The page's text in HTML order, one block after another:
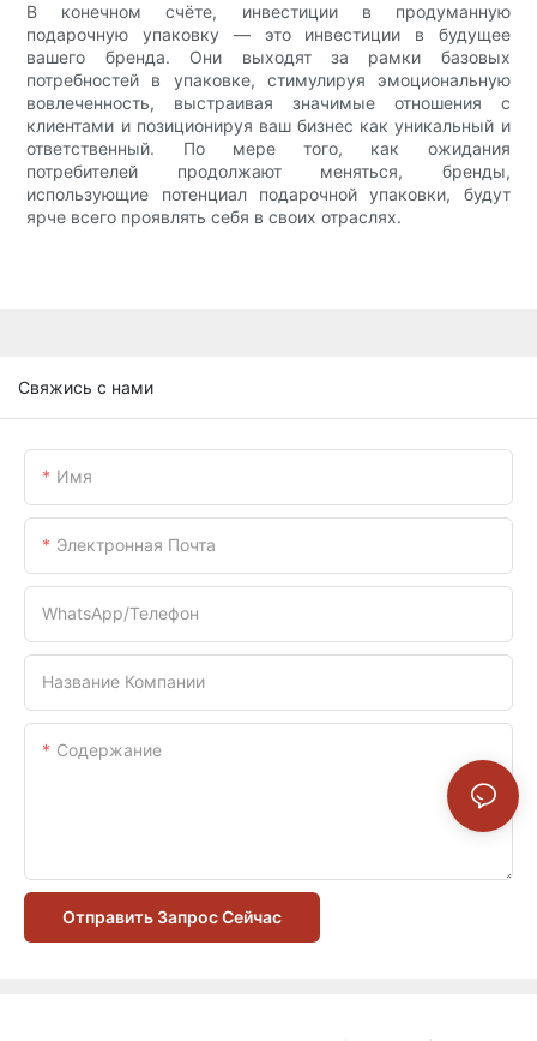
В конечном счёте, инвестиции в продуманную
подарочную упаковку — это инвестиции в будущее
вашего бренда. Они выходят за рамки базовых
потребностей в упаковке, стимулируя эмоциональную
вовлеченность, выстраивая значимые отношения с
клиентами и позиционируя ваш бизнес как уникальный и
ответственный. По мере того, как ожидания
потребителей продолжают меняться, бренды,
использующие потенциал подарочной упаковки, будут
ярче всего проявлять себя в своих отраслях.
Свяжись с нами
Имя
Электронная Почта
WhatsApp/телефон
Название Компании
Содержание
Отправить Запрос Сейчас